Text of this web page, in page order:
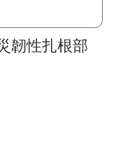
韌性扎根部